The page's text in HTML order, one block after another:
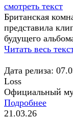
смотреть текст
Британская
представила
будущего
Читать весь
Дата релиза:
Loss
Официальный
Подробнее
21.03.26